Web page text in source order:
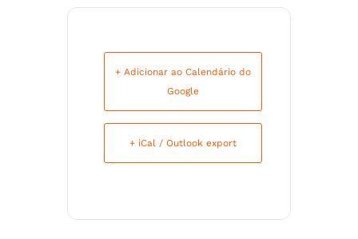
+ Adicionar ao Calendário do
Google
+ iCal / Outlook export